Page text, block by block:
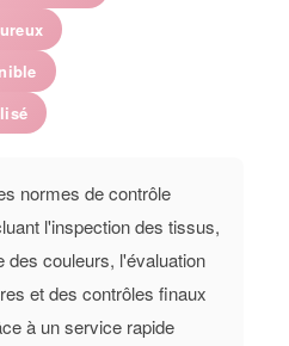
normes de contrôle
l'inspection des tissus,
couleurs, l'évaluation
et des contrôles finaux
à un service rapide